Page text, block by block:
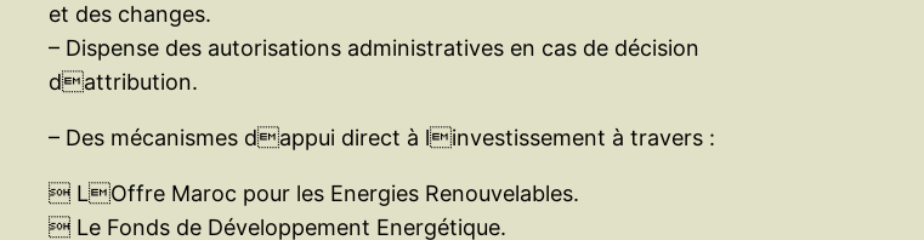
et des changes.
– Dispense des autorisations administratives en cas de décision
dattribution.
– Des mécanismes dappui direct à linvestissement à travers :
 LOffre Maroc pour les Energies Renouvelables.
 Le Fonds de Développement Energétique.